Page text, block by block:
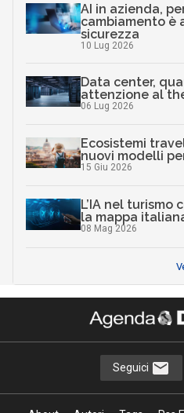
AI in azienda,
cambiamento è
sicurezza
10 Lug 2026
Data center,
attenzione al
06 Lug 2026
Ecosistemi
nuovi modelli
15 Giu 2026
L’IA nel turismo
la mappa
08 Mag 2026
Seguici